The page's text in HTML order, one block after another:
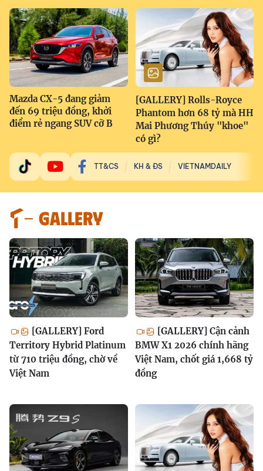
Mazda CX-5 đang giảm
đến 69 triệu đồng, khởi
điểm rẻ ngang SUV cỡ B
[GALLERY] Rolls-Royce
Phantom hơn 68 tỷ mà HH
Mai Phương Thúy "khoe"
có gì?
TT&CS KH & ĐS VIETNAMDAILY
GALLERY
[GALLERY] Ford
Territory Hybrid Platinum
từ 710 triệu đồng, chờ về
Việt Nam
[GALLERY] Cận cảnh
BMW X1 2026 chính hãng
Việt Nam, chốt giá 1,668 tỷ
đồng